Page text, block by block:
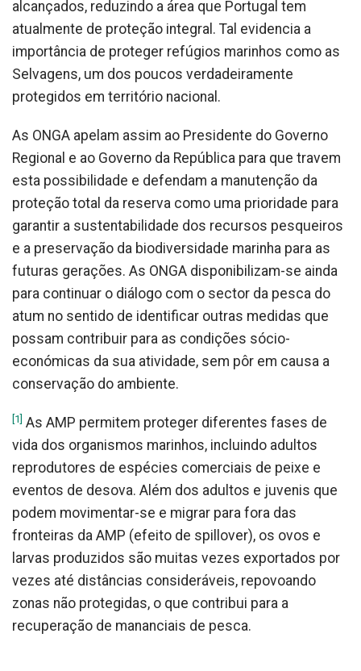
alcançados, reduzindo a área que Portugal tem
atualmente de proteção integral. Tal evidencia a
importância de proteger refúgios marinhos como as
Selvagens, um dos poucos verdadeiramente
protegidos em território nacional.
As ONGA apelam assim ao Presidente do Governo
Regional e ao Governo da República para que travem
esta possibilidade e defendam a manutenção da
proteção total da reserva como uma prioridade para
garantir a sustentabilidade dos recursos pesqueiros
e a preservação da biodiversidade marinha para as
futuras gerações. As ONGA disponibilizam-se ainda
para continuar o diálogo com o sector da pesca do
atum no sentido de identificar outras medidas que
possam contribuir para as condições sócio-
económicas da sua atividade, sem pôr em causa a
conservação do ambiente.
[1] As AMP permitem proteger diferentes fases de
vida dos organismos marinhos, incluindo adultos
reprodutores de espécies comerciais de peixe e
eventos de desova. Além dos adultos e juvenis que
podem movimentar-se e migrar para fora das
fronteiras da AMP (efeito de spillover), os ovos e
larvas produzidos são muitas vezes exportados por
vezes até distâncias consideráveis, repovoando
zonas não protegidas, o que contribui para a
recuperação de mananciais de pesca.